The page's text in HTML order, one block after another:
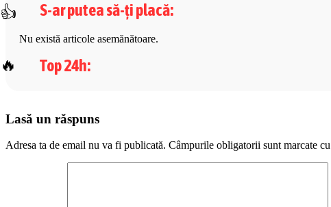
S-ar putea să-ți placă:
Nu există articole asemănătoare.
Top 24h:
Lasă un răspuns
Adresa ta de email nu va fi publicată. Câmpurile obligatorii sunt marcate cu